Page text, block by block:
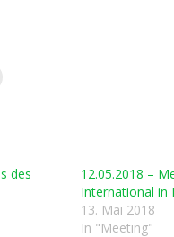
des
12.05.2018 –
International in
13. Mai 2018
In "Meeting"